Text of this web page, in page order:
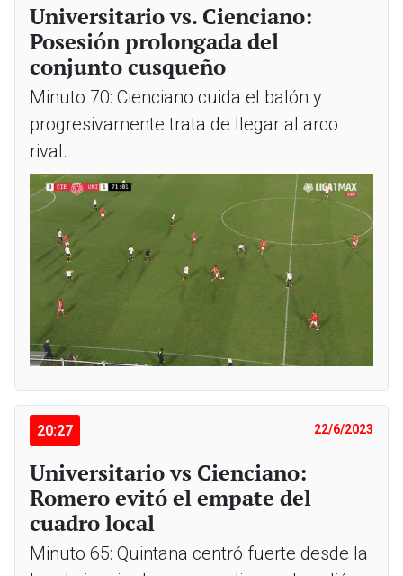
Universitario vs. Cienciano:
Posesión prolongada del
conjunto cusqueño
Minuto 70: Cienciano cuida el balón y
progresivamente trata de llegar al arco
rival.
20:27 22/6/2023
Universitario vs Cienciano:
Romero evitó el empate del
cuadro local
Minuto 65: Quintana centró fuerte desde la